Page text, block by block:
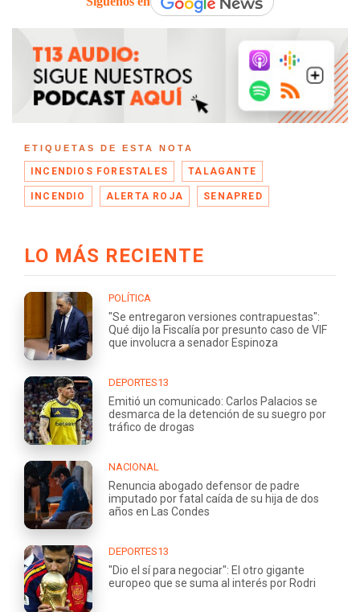
ETIQUETAS DE ESTA NOTA
INCENDIOS FORESTALES TALAGANTE
INCENDIO ALERTA ROJA SENAPRED
LO MÁS RECIENTE
POLÍTICA
"Se entregaron versiones contrapuestas":
Qué dijo la Fiscalía por presunto caso de VIF
que involucra a senador Espinoza
DEPORTES13
Emitió un comunicado: Carlos Palacios se
desmarca de la detención de su suegro por
tráfico de drogas
NACIONAL
Renuncia abogado defensor de padre
imputado por fatal caída de su hija de dos
años en Las Condes
DEPORTES13
"Dio el sí para negociar": El otro gigante
europeo que se suma al interés por Rodri